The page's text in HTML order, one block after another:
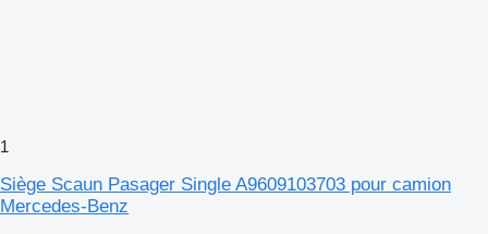
1
Siège Scaun Pasager Single A9609103703 pour camion
Mercedes-Benz